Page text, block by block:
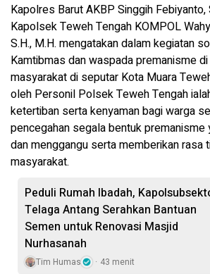
Kapolres Barut AKBP Singgih Febiyanto,
Kapolsek Teweh Tengah KOMPOL
S.H., M.H. mengatakan dalam kegiatan
Kamtibmas dan waspada premanisme
masyarakat di seputar Kota Muara
oleh Personil Polsek Teweh Tengah
ketertiban serta kenyaman bagi warga
pencegahan segala bentuk premanisme
dan menggangu serta memberikan rasa
masyarakat.
Peduli Rumah Ibadah,
Telaga Antang Serahkan Bantuan
Semen untuk Renovasi Masjid
Nurhasanah
Tim Humas 43 menit